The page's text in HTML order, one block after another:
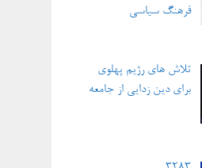
فرهنگ سیاسی
تلاش های رژیم پهلوی
برای دین زدایی از جامعه